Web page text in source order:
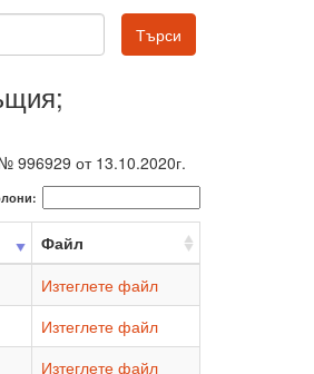
996929 от 13.10.2020г.
Файл
Изтеглете файл
Изтеглете файл
Изтеглете файл